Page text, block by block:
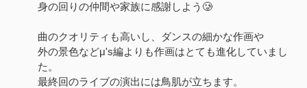
身の回りの仲間や家族に感謝しよう🥲
曲のクオリティも高いし、ダンスの細かな作画や
外の景色などμ's編よりも作画はとても進化していまし
た。
最終回のライブの演出には鳥肌が立ちます。